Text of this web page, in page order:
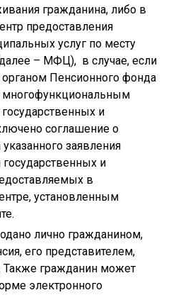
гражданина, либо в
предоставления
услуг по месту
– МФЦ), в случае, если
Пенсионного фонда
многофункциональным
и
соглашение о
заявления
и
в
установленным
лично гражданином,
его представителем,
Также гражданин может
электронного